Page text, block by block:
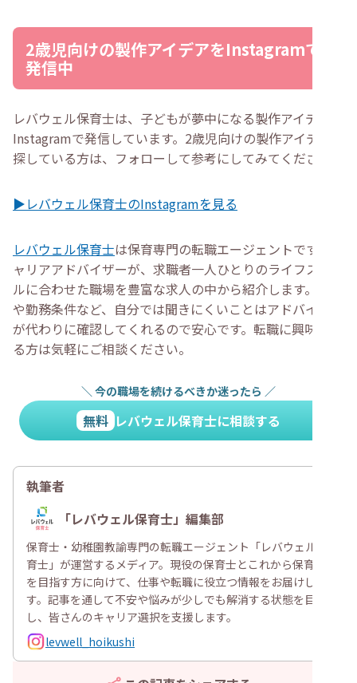
2歳児向けの製作アイデアをInstagramで
発信中
レバウェル保育士は、子どもが夢中になる製作アイデアを
Instagramで発信しています。2歳児向けの製作アイデアを
探している方は、フォローして参考にしてみてください。
▶レバウェル保育士のInstagramを見る
レバウェル保育士は保育専門の転職エージェントです。キ
ャリアアドバイザーが、求職者一人ひとりのライフスタイ
ルに合わせた職場を豊富な求人の中から紹介します。給与
や勤務条件など、自分では聞きにくいことはアドバイザー
が代わりに確認してくれるので安心です。転職に興味のあ
る方は気軽にご相談ください。
＼ 今の職場を続けるべきか迷ったら ／
無料 レバウェル保育士に相談する
執筆者
「レバウェル保育士」編集部
保育士・幼稚園教諭専門の転職エージェント「レバウェル保
育士」が運営するメディア。現役の保育士とこれから保育士
を目指す方に向けて、仕事や転職に役立つ情報をお届けしま
す。記事を通して不安や悩みが少しでも解消する状態を目指
し、皆さんのキャリア選択を支援します。
levwell_hoikushi